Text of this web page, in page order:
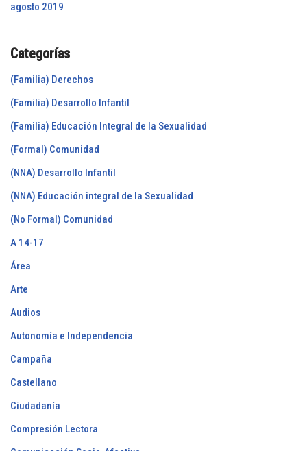
agosto 2019
Categorías
(Familia) Derechos
(Familia) Desarrollo Infantil
(Familia) Educación Integral de la Sexualidad
(Formal) Comunidad
(NNA) Desarrollo Infantil
(NNA) Educación integral de la Sexualidad
(No Formal) Comunidad
A 14-17
Área
Arte
Audios
Autonomía e Independencia
Campaña
Castellano
Ciudadanía
Compresión Lectora